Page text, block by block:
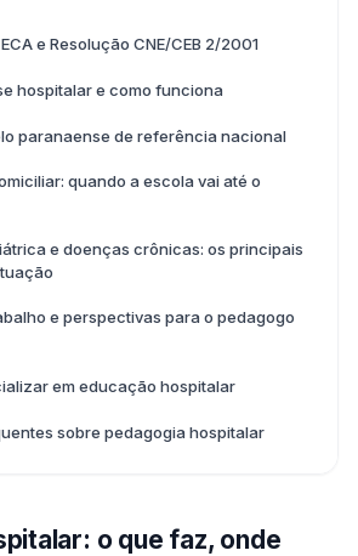
e Resolução CNE/CEB 2/2001
hospitalar e como funciona
paranaense de referência nacional
quando a escola vai até o
e doenças crônicas: os principais
e perspectivas para o pedagogo
em educação hospitalar
sobre pedagogia hospitalar
o que faz, onde